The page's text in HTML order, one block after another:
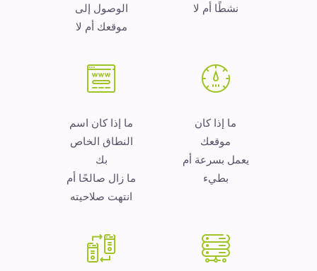
نشطًا أم لا
الوصول إلى
موقعك أم لا
ما إذا كان
موقعك
يعمل بسرعة أم
بطيء
ما إذا كان اسم
النطاق الخاص
بك
ما زال صالحًا أم
انتهت صلاحيته